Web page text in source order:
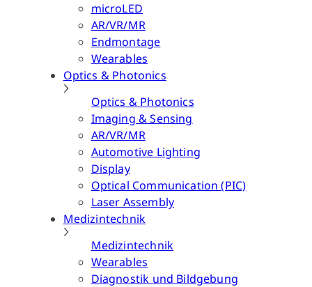
microLED
AR/VR/MR
Endmontage
Wearables
Optics & Photonics
Optics & Photonics
Imaging & Sensing
AR/VR/MR
Automotive Lighting
Display
Optical Communication (PIC)
Laser Assembly
Medizintechnik
Medizintechnik
Wearables
Diagnostik und Bildgebung